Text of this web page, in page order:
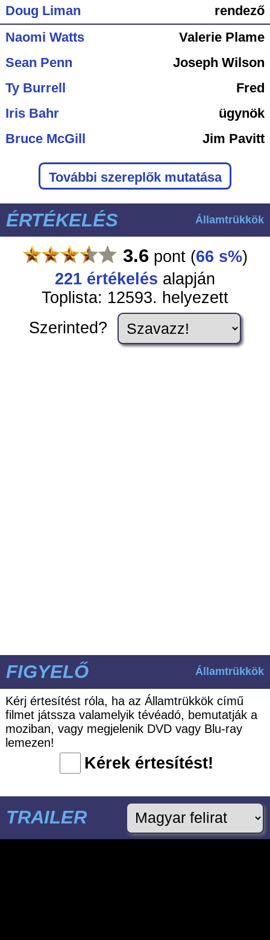
Doug Liman
rendező
Naomi Watts
Valerie Plame
Sean Penn
Joseph Wilson
Ty Burrell
Fred
Iris Bahr
ügynök
Bruce McGill
Jim Pavitt
További szereplők mutatása
ÉRTÉKELÉS Államtrükkök
3.6pont (66 s%)
221 értékelés alapján
Toplista: 12593. helyezett
Szerinted?
FIGYELŐ Államtrükkök
Kérj értesítést róla, ha az Államtrükkök című
filmet játssza valamelyik tévéadó, bemutatják a
moziban, vagy megjelenik DVD vagy Blu-ray
lemezen!
Kérek értesítést!
TRAILER